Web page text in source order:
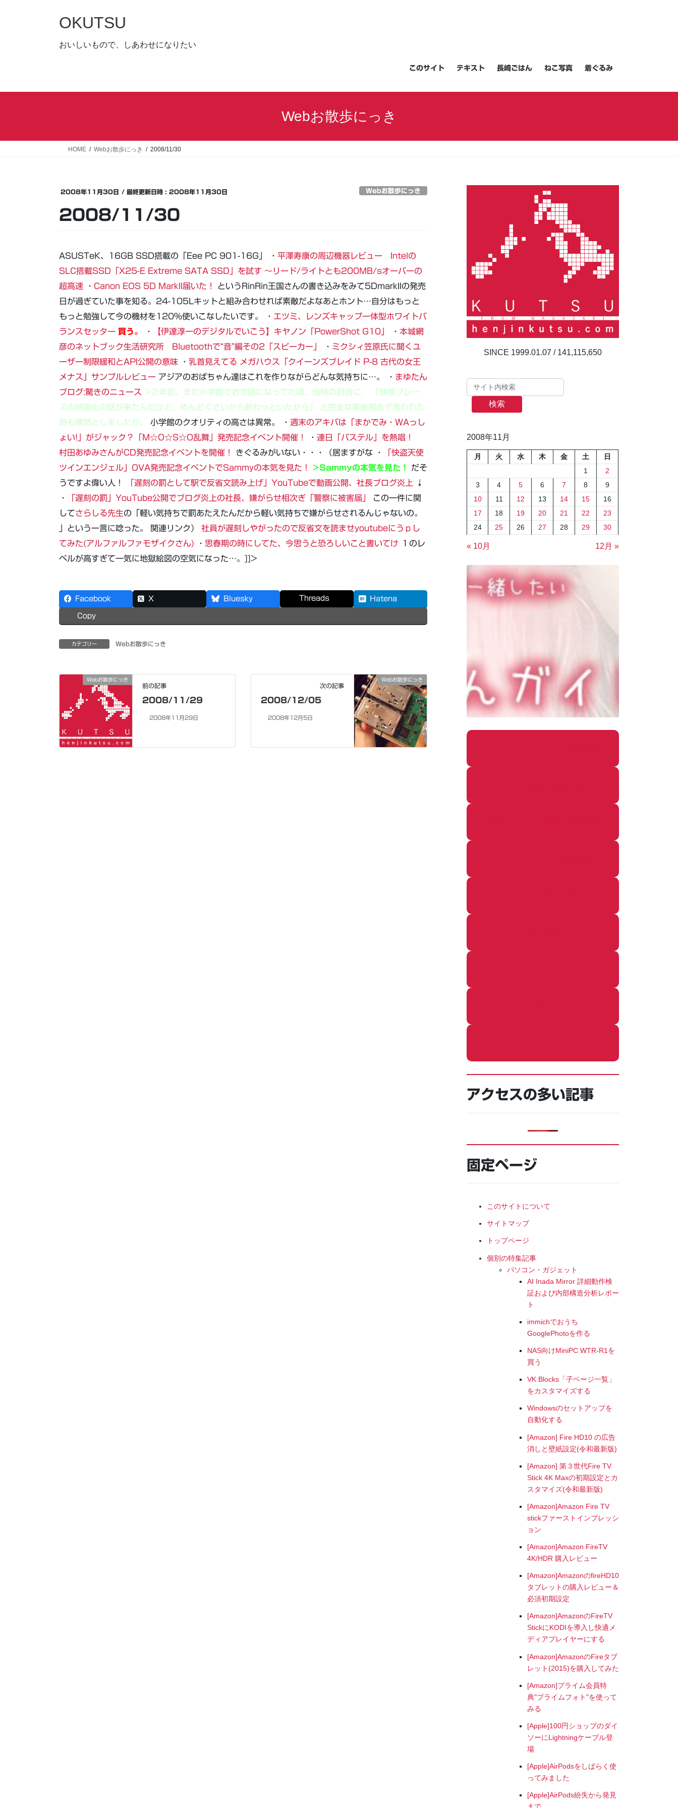
キ
に
OKUTSU
おいしいもので、しあわせになりたい
このサイト テキスト 長崎ごはん ねこ写真 着ぐるみ
Webお散歩にっき
HOME Webお散歩にっき 2008/11/30
2008年11月30日 / 最終更新日時 : 2008年11月30日 Webお散歩にっき
2008/11/30
ASUSTeK、16GB SSD搭載の「Eee PC 901-16G」 ・ 平澤寿康の周辺機器レビュー Intelの
SLC搭載SSD「X25-E Extreme SATA SSD」を試す ～リード/ライトとも200MB/sオーバーの
超高速 ・ Canon EOS 5D MarkII届いた！
というRinRin王国さんの書き込みをみて5DmarkIIの発売
日が過ぎていた事を知る。24-105Lキットと組み合わせれば素敵だよなあとホント…自分はもっと
もっと勉強して今の機材を120%使いこなしたいです。 ・ エツミ、レンズキャップ一体型ホワイトバ
ランスセッター 買う。 ・ 【伊達淳一のデジタルでいこう】キヤノン「PowerShot G10」 ・ 本城網
彦のネットブック生活研究所 Bluetoothで“音”編その2「スピーカー」
・ ミクシィ笠原氏に聞くユ
ーザー制限緩和とAPI公開の意味 ・ 乳首見えてる メガハウス「クイーンズブレイド P-8 古代の女王
メナス」サンプルレビュー アジアのおばちゃん達はこれを作りながらどんな気持ちに…。 ・ まゆたん
ブログ:驚きのニュース >２年前、まだ小学館でお世話になってた頃、当時の担当に、 「快感フレー
ズの映画化の話が来たんだけど、めんどくさいから断わっといたから」 と完全な事後報告で言われた
時も唖然としましたが、
小学館のクオリティの高さは異常。 ・ 週末のアキバは「まかでみ・WAっし
ょい!」がジャック？「M☆O☆S☆O乱舞」発売記念イベント開催！
・ 連日「パステル」を熱唱！
村田あゆみさんがCD発売記念イベントを開催！
きぐるみがいない・・・（居ますがな ・
「快盗天使
ツインエンジェル」OVA発売記念イベントでSammyの本気を見た！
>Sammyの本気を見た！
だそ
うですよ偉い人！
「遅刻の罰として駅で反省文読み上げ」YouTubeで動画公開、社長ブログ炎上 ↓
・
「遅刻の罰」YouTube公開でブログ炎上の社長、嫌がらせ相次ぎ「警察に被害届」
この一件に関
してさらしる先生の「軽い気持ちで罰あたえたんだから軽い気持ちで嫌がらせされるんじゃないの。
」という一言に唸った。 関連リンク） 社員が遅刻しやがったので反省文を読ませyoutubeにうｐし
てみた(アルファルファモザイクさん) ・ 思春期の時にしてた、今思うと恐ろしいこと書いてけ １のレ
ベルが高すぎて一気に地獄絵図の空気になった…。]]>
Facebook X Bluesky Threads Hatena
Copy
カテゴリー Webお散歩にっき
Webお散歩にっき
前の記事
2008/11/29
2008年11月29日
Webお散歩にっき
次の記事
2008/12/05
2008年12月5日
141,115,650
検索
2008年11月
月 火 水 木 金 土
日
1
2
3
4 5 6 7 8
9
10
11 12 13 14 15
16
17
18 19 20 21 22
23
24
25 26 27 28 29 30
« 10月 12月 »
アクセスの多い記事
固定ページ
このサイトについて
サイトマップ
トップページ
個別の特集記事
パソコン・ガジェット
AI Inada Mirror 詳細動作検
証および内部構造分析レポー
ト
immichでおうち
GooglePhotoを作る
NAS向けMiniPC WTR-R1を
買う
VK Blocks「子ページ一覧」
をカスタマイズする
Windowsのセットアップを
自動化する
[Amazon] Fire HD10 の広告
消しと壁紙設定(令和最新版)
[Amazon] 第３世代Fire TV
Stick 4K Maxの初期設定とカ
スタマイズ(令和最新版)
[Amazon]Amazon Fire TV
stickファーストインプレッシ
ョン
[Amazon]Amazon FireTV
4K/HDR 購入レビュー
[Amazon]AmazonのfireHD10
タブレットの購入レビュー＆
必須初期設定
[Amazon]AmazonのFireTV
StickにKODIを導入し快適メ
ディアプレイヤーにする
[Amazon]AmazonのFireタブ
レット(2015)を購入してみた
[Amazon]プライム会員特
典"プライムフォト"を使って
みる
[Apple]100円ショップのダイ
ソーにLightningケーブル登
場
[Apple]AirPodsをしばらく使
ってみました
[Apple]AirPods紛失から発見